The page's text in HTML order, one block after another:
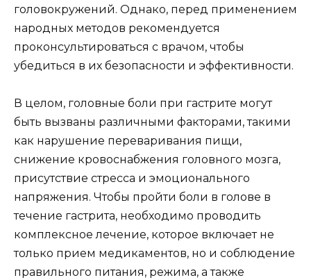
головокружений. Однако, перед применением
народных методов рекомендуется
проконсультироваться с врачом, чтобы
убедиться в их безопасности и эффективности.
В целом, головные боли при гастрите могут
быть вызваны различными факторами, такими
как нарушение переваривания пищи,
снижение кровоснабжения головного мозга,
присутствие стресса и эмоционального
напряжения. Чтобы пройти боли в голове в
течение гастрита, необходимо проводить
комплексное лечение, которое включает не
только прием медикаментов, но и соблюдение
правильного питания, режима, а также